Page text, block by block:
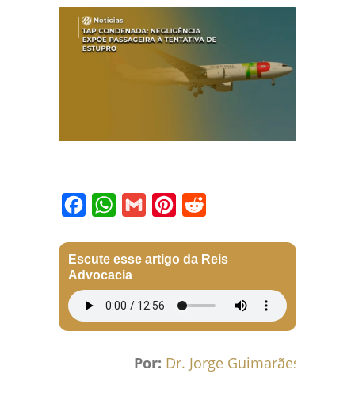
Escute esse artigo da Reis
Advocacia
Por: Dr. Jorge Guimarães